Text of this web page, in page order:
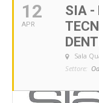
12
APR
SIA -
Sala
Settore: